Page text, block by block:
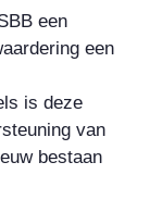
een
een
is deze
van
bestaan